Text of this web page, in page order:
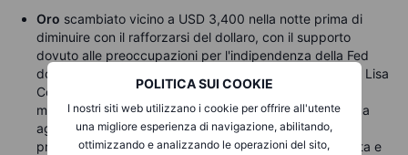
POLITICA SUI COOKIE
I nostri siti web utilizzano i cookie per offrire all'utente
una migliore esperienza di navigazione, abilitando,
ottimizzando e analizzando le operazioni del sito,
Oro scambiato vicino a USD 3,400 nella notte prima di
diminuire con il rafforzarsi del dollaro, con il supporto
dovuto alle preoccupazioni per l'indipendenza della Fed
dopo che Trump ha ribadito il suo tentativo di cacciare Lisa
Cook. In caso di successo, Trump otterrebbe una
maggioranza nel Board of Governors, sostenendo la sua
agenda di riduzione dei tassi, nonostante le
preoccupazioni persistenti riguardo all'inflazione elevata e